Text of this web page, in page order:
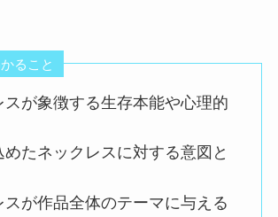
ること
スが象徴する生存本能や心理的
めたネックレスに対する意図と
スが作品全体のテーマに与える